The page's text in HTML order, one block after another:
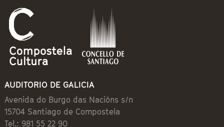
AUDITORIO DE GALICIA
Avenida do Burgo das Nacións s/n
15704 Santiago de Compostela
Tel.: 981 55 22 90